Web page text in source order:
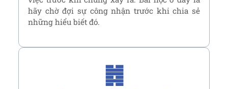
hãy chờ đợi sự công nhận trước khi chia sẻ
những hiểu biết đó.
䷮